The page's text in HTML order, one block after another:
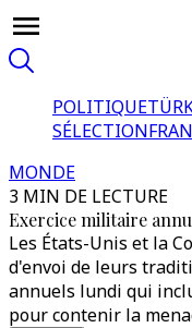
POLITIQUE
SÉLECTION
MONDE
3 MIN DE LECTURE
Exercice militaire
Les États-Unis et la
d'envoi de leurs
annuels lundi qui
pour contenir la